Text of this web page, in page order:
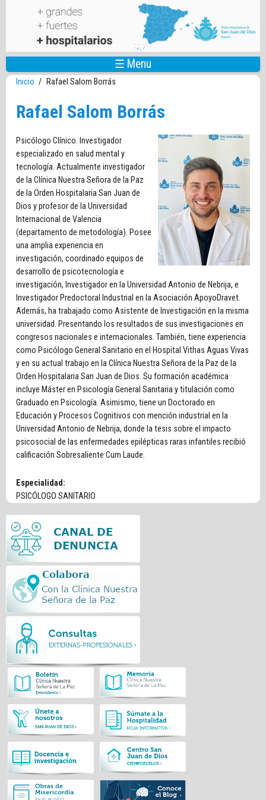
Pasar al contenido principal
☰ Menu
Inicio / Rafael Salom Borrás
Rafael Salom Borrás
Psicólogo Clínico. Investigador
especializado en salud mental y
tecnología. Actualmente investigador
de la Clínica Nuestra Señora de la Paz
de la Orden Hospitalaria San Juan de
Dios y profesor de la Universidad
Internacional de Valencia
(departamento de metodología). Posee
una amplia experiencia en
investigación, coordinado equipos de
desarrollo de psicotecnología e
investigación, Investigador en la Universidad Antonio de Nebrija, e
Investigador Predoctoral Industrial en la Asociación ApoyoDravet.
Además, ha trabajado como Asistente de Investigación en la misma
universidad. Presentando los resultados de sus investigaciones en
congresos nacionales e internacionales. También, tiene experiencia
como Psicólogo General Sanitario en el Hospital Vithas Aguas Vivas
y en su actual trabajo en la Clínica Nuestra Señora de la Paz de la
Orden Hospitalaria San Juan de Dios. Su formación académica
incluye Máster en Psicología General Sanitaria y titulación como
Graduado en Psicología. Asimismo, tiene un Doctorado en
Educación y Procesos Cognitivos con mención industrial en la
Universidad Antonio de Nebrija, donde la tesis sobre el impacto
psicosocial de las enfermedades epilépticas raras infantiles recibió
calificación Sobresaliente Cum Laude.
Especialidad:
PSICÓLOGO SANITARIO